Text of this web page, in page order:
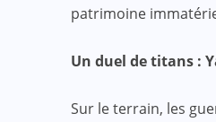
patrimoine
Un duel de titans :
Sur le terrain, les